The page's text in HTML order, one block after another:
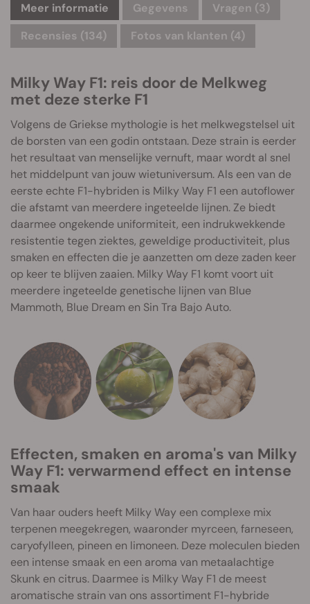
Meer informatie Gegevens Vragen (3)
Recensies (134)
Fotos van klanten (4)
Milky Way F1: reis door de Melkweg
met deze sterke F1
Volgens de Griekse mythologie is het melkwegstelsel uit
de borsten van een godin ontstaan. Deze strain is eerder
het resultaat van menselijke vernuft, maar wordt al snel
het middelpunt van jouw wietuniversum. Als een van de
eerste echte F1-hybriden is Milky Way F1 een autoflower
die afstamt van meerdere ingeteelde lijnen. Ze biedt
daarmee ongekende uniformiteit, een indrukwekkende
resistentie tegen ziektes, geweldige productiviteit, plus
smaken en effecten die je aanzetten om deze zaden keer
op keer te blijven zaaien. Milky Way F1 komt voort uit
meerdere ingeteelde genetische lijnen van Blue
Mammoth, Blue Dream en Sin Tra Bajo Auto.
Effecten, smaken en aroma's van Milky
Way F1: verwarmend effect en intense
smaak
Van haar ouders heeft Milky Way een complexe mix
terpenen meegekregen, waaronder myrceen, farneseen,
caryofylleen, pineen en limoneen. Deze moleculen bieden
een intense smaak en een aroma van metaalachtige
Skunk en citrus. Daarmee is Milky Way F1 de meest
aromatische strain van ons assortiment F1-hybride